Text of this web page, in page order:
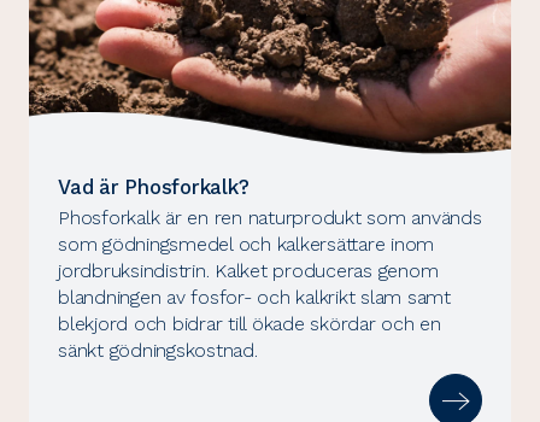
Vad är Phosforkalk?
Phosforkalk är en ren naturprodukt som används
som gödningsmedel och kalkersättare inom
jordbruksindistrin. Kalket produceras genom
blandningen av fosfor- och kalkrikt slam samt
blekjord och bidrar till ökade skördar och en
sänkt gödningskostnad.